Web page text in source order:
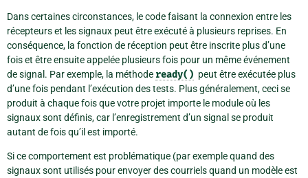
Dans certaines circonstances, le code faisant la connexion entre les
récepteurs et les signaux peut être exécuté à plusieurs reprises. En
conséquence, la fonction de réception peut être inscrite plus d’une
fois et être ensuite appelée plusieurs fois pour un même événement
de signal. Par exemple, la méthode ready() peut être exécutée plus
d’une fois pendant l’exécution des tests. Plus généralement, ceci se
produit à chaque fois que votre projet importe le module où les
signaux sont définis, car l’enregistrement d’un signal se produit
autant de fois qu’il est importé.
Si ce comportement est problématique (par exemple quand des
signaux sont utilisés pour envoyer des courriels quand un modèle est